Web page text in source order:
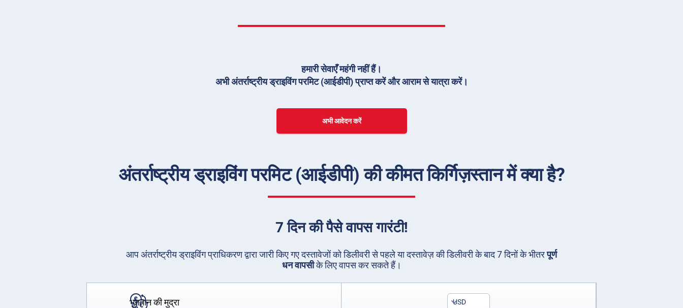
हमारी सेवाएँ महंगी नहीं हैं।
अभी अंतर्राष्ट्रीय ड्राइविंग परमिट (आईडीपी) प्राप्त करें और आराम से यात्रा करें।
अभी आवेदन करें
अंतर्राष्ट्रीय ड्राइविंग परमिट (आईडीपी) की कीमत किर्गिज़स्तान में क्या है?
7 दिन की पैसे वापस गारंटी!
आप अंतर्राष्ट्रीय ड्राइविंग प्राधिकरण द्वारा जारी किए गए दस्तावेजों को डिलीवरी से पहले या दस्तावेज़ की डिलीवरी के बाद 7 दिनों के भीतरपूर्ण
धन वापसीके लिए वापस कर सकते हैं।
भुगतान की मुद्रा USD